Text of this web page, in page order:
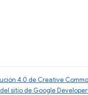
4.0 de Creative
sitio de Google